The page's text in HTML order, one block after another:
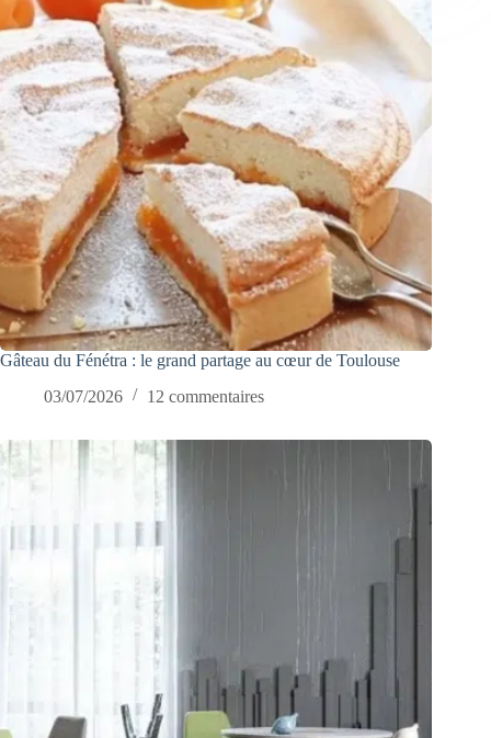
Gâteau du Fénétra : le grand partage au cœur de Toulouse
03/07/2026
12 commentaires